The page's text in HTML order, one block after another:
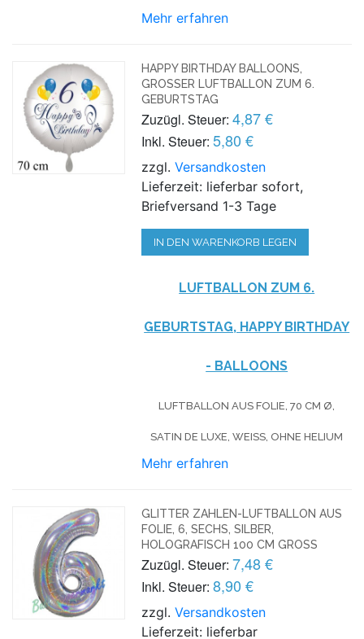
Mehr erfahren
HAPPY BIRTHDAY BALLOONS,
GROSSER LUFTBALLON ZUM 6. G
EBURTSTAG
Zuzügl. Steuer: 4,87 €
Inkl. Steuer: 5,80 €
zzgl.Versandkosten
Lieferzeit: lieferbar sofort,
Briefversand 1-3 Tage
IN DEN WARENKORB LEGEN
LUFTBALLON ZUM 6.
GEBURTSTAG, HAPPY BIRTHDAY
- BALLOONS
LUFTBALLON AUS FOLIE, 70 CM Ø,
SATIN DE LUXE, WEISS, OHNE HELIUM
Mehr erfahren
GLITTER ZAHLEN-LUFTBALLON AUS
FOLIE, 6, SECHS, SILBER,
HOLOGRAFISCH 100 CM GROSS
Zuzügl. Steuer: 7,48 €
Inkl. Steuer: 8,90 €
zzgl.Versandkosten
Lieferzeit: lieferbar